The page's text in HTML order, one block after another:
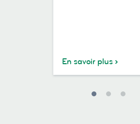
En savoir plus